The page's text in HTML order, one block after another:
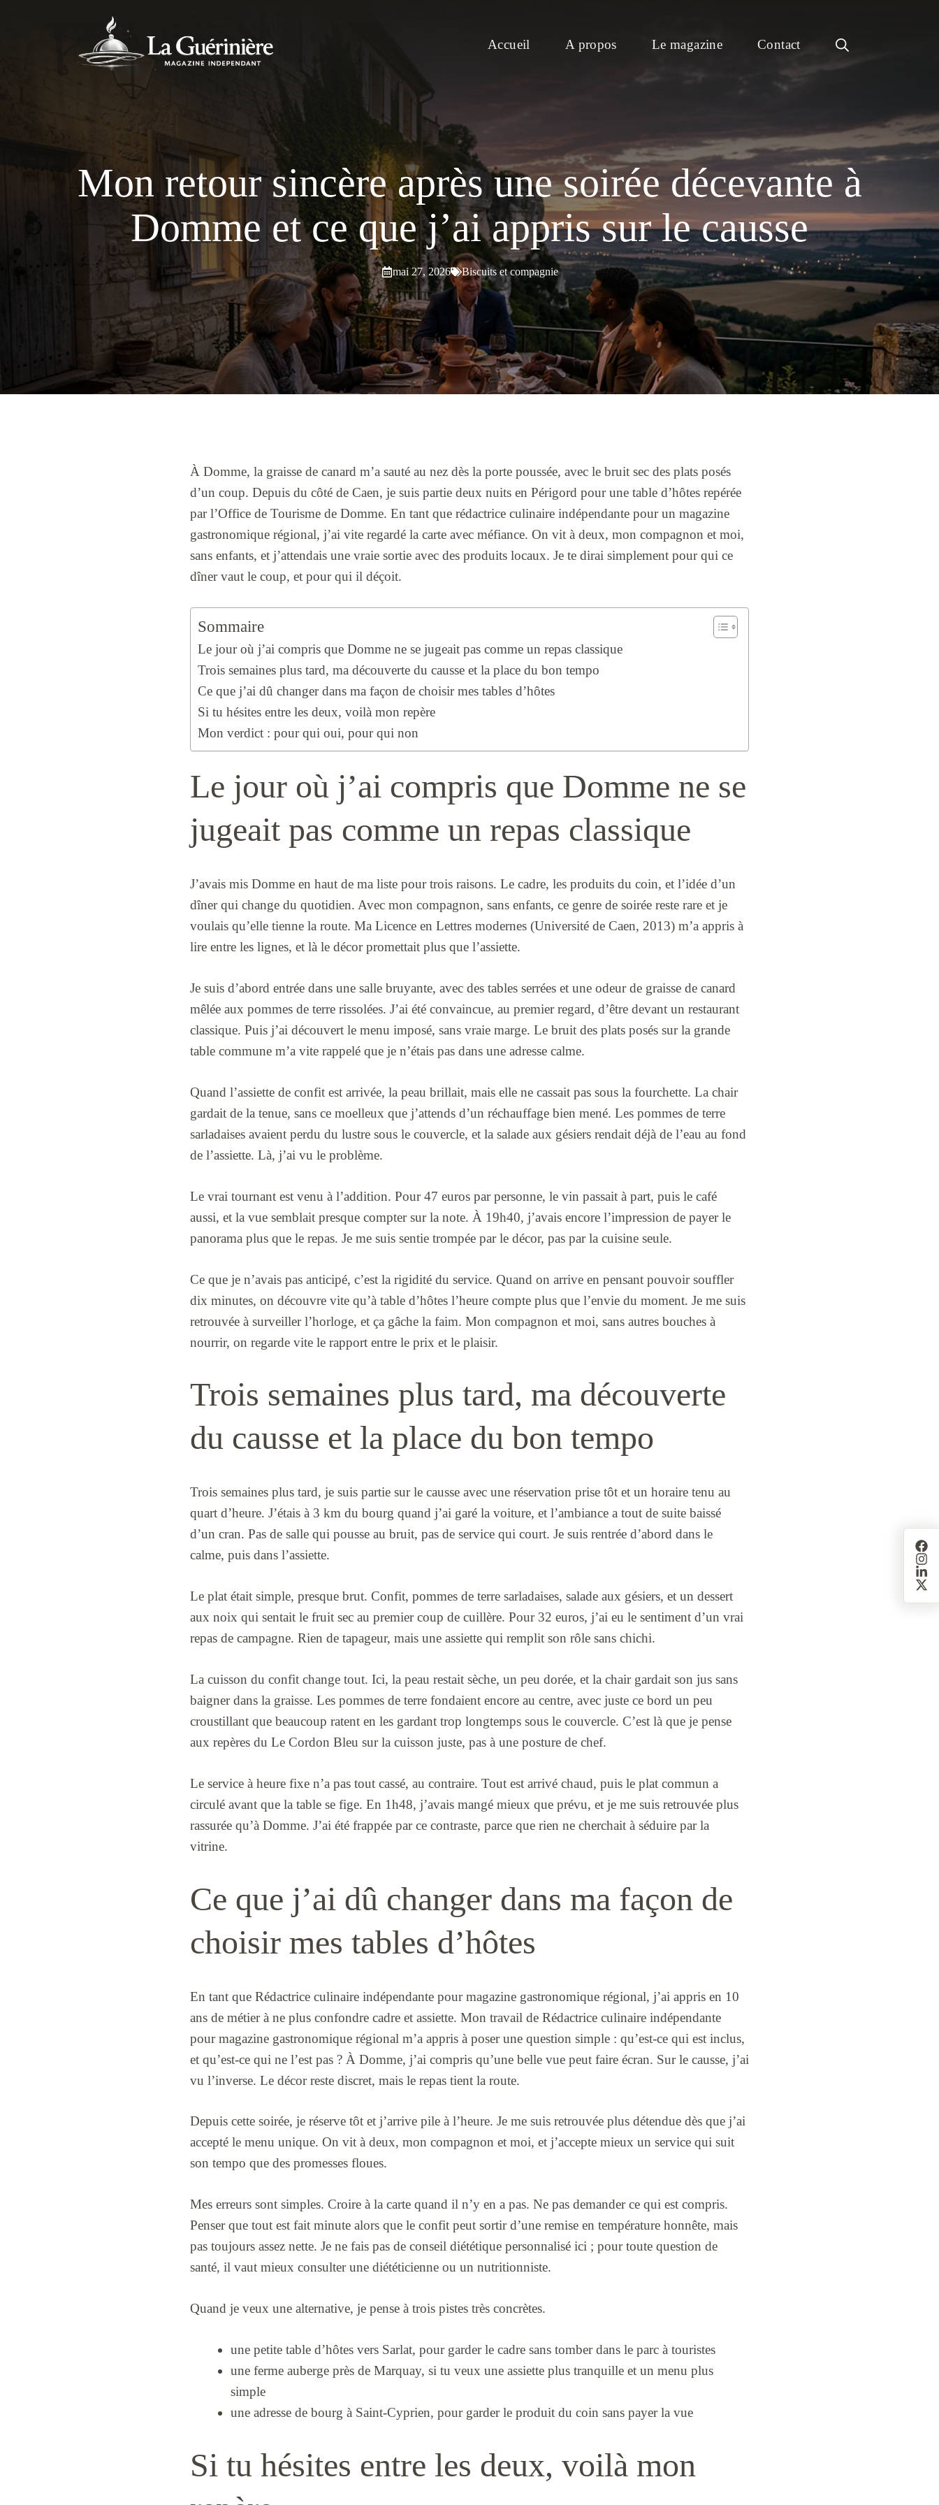
Accueil A propos Le magazine Contact
Mon retour sincère après une soirée décevante à
Domme et ce que j’ai appris sur le causse
mai 27, 2026 Biscuits et compagnie
À Domme, la graisse de canard m’a sauté au nez dès la porte poussée, avec le bruit sec des plats posés
d’un coup. Depuis du côté de Caen, je suis partie deux nuits en Périgord pour une table d’hôtes repérée
par l’Office de Tourisme de Domme. En tant que rédactrice culinaire indépendante pour un magazine
gastronomique régional, j’ai vite regardé la carte avec méfiance. On vit à deux, mon compagnon et moi,
sans enfants, et j’attendais une vraie sortie avec des produits locaux. Je te dirai simplement pour qui ce
dîner vaut le coup, et pour qui il déçoit.
Sommaire
Le jour où j’ai compris que Domme ne se jugeait pas comme un repas classique
Trois semaines plus tard, ma découverte du causse et la place du bon tempo
Ce que j’ai dû changer dans ma façon de choisir mes tables d’hôtes
Si tu hésites entre les deux, voilà mon repère
Mon verdict : pour qui oui, pour qui non
Le jour où j’ai compris que Domme ne se
jugeait pas comme un repas classique
J’avais mis Domme en haut de ma liste pour trois raisons. Le cadre, les produits du coin, et l’idée d’un
dîner qui change du quotidien. Avec mon compagnon, sans enfants, ce genre de soirée reste rare et je
voulais qu’elle tienne la route. Ma Licence en Lettres modernes (Université de Caen, 2013) m’a appris à
lire entre les lignes, et là le décor promettait plus que l’assiette.
Je suis d’abord entrée dans une salle bruyante, avec des tables serrées et une odeur de graisse de canard
mêlée aux pommes de terre rissolées. J’ai été convaincue, au premier regard, d’être devant un restaurant
classique. Puis j’ai découvert le menu imposé, sans vraie marge. Le bruit des plats posés sur la grande
table commune m’a vite rappelé que je n’étais pas dans une adresse calme.
Quand l’assiette de confit est arrivée, la peau brillait, mais elle ne cassait pas sous la fourchette. La chair
gardait de la tenue, sans ce moelleux que j’attends d’un réchauffage bien mené. Les pommes de terre
sarladaises avaient perdu du lustre sous le couvercle, et la salade aux gésiers rendait déjà de l’eau au fond
de l’assiette. Là, j’ai vu le problème.
Le vrai tournant est venu à l’addition. Pour 47 euros par personne, le vin passait à part, puis le café
aussi, et la vue semblait presque compter sur la note. À 19h40, j’avais encore l’impression de payer le
panorama plus que le repas. Je me suis sentie trompée par le décor, pas par la cuisine seule.
Ce que je n’avais pas anticipé, c’est la rigidité du service. Quand on arrive en pensant pouvoir souffler
dix minutes, on découvre vite qu’à table d’hôtes l’heure compte plus que l’envie du moment. Je me suis
retrouvée à surveiller l’horloge, et ça gâche la faim. Mon compagnon et moi, sans autres bouches à
nourrir, on regarde vite le rapport entre le prix et le plaisir.
Trois semaines plus tard, ma découverte
du causse et la place du bon tempo
Trois semaines plus tard, je suis partie sur le causse avec une réservation prise tôt et un horaire tenu au
quart d’heure. J’étais à 3 km du bourg quand j’ai garé la voiture, et l’ambiance a tout de suite baissé
d’un cran. Pas de salle qui pousse au bruit, pas de service qui court. Je suis rentrée d’abord dans le
calme, puis dans l’assiette.
Le plat était simple, presque brut. Confit, pommes de terre sarladaises, salade aux gésiers, et un dessert
aux noix qui sentait le fruit sec au premier coup de cuillère. Pour 32 euros, j’ai eu le sentiment d’un vrai
repas de campagne. Rien de tapageur, mais une assiette qui remplit son rôle sans chichi.
La cuisson du confit change tout. Ici, la peau restait sèche, un peu dorée, et la chair gardait son jus sans
baigner dans la graisse. Les pommes de terre fondaient encore au centre, avec juste ce bord un peu
croustillant que beaucoup ratent en les gardant trop longtemps sous le couvercle. C’est là que je pense
aux repères du Le Cordon Bleu sur la cuisson juste, pas à une posture de chef.
Le service à heure fixe n’a pas tout cassé, au contraire. Tout est arrivé chaud, puis le plat commun a
circulé avant que la table se fige. En 1h48, j’avais mangé mieux que prévu, et je me suis retrouvée plus
rassurée qu’à Domme. J’ai été frappée par ce contraste, parce que rien ne cherchait à séduire par la
vitrine.
Ce que j’ai dû changer dans ma façon de
choisir mes tables d’hôtes
En tant que Rédactrice culinaire indépendante pour magazine gastronomique régional, j’ai appris en 10
ans de métier à ne plus confondre cadre et assiette. Mon travail de Rédactrice culinaire indépendante
pour magazine gastronomique régional m’a appris à poser une question simple : qu’est-ce qui est inclus,
et qu’est-ce qui ne l’est pas ? À Domme, j’ai compris qu’une belle vue peut faire écran. Sur le causse, j’ai
vu l’inverse. Le décor reste discret, mais le repas tient la route.
Depuis cette soirée, je réserve tôt et j’arrive pile à l’heure. Je me suis retrouvée plus détendue dès que j’ai
accepté le menu unique. On vit à deux, mon compagnon et moi, et j’accepte mieux un service qui suit
son tempo que des promesses floues.
Mes erreurs sont simples. Croire à la carte quand il n’y en a pas. Ne pas demander ce qui est compris.
Penser que tout est fait minute alors que le confit peut sortir d’une remise en température honnête, mais
pas toujours assez nette. Je ne fais pas de conseil diététique personnalisé ici ; pour toute question de
santé, il vaut mieux consulter une diététicienne ou un nutritionniste.
Quand je veux une alternative, je pense à trois pistes très concrètes.
une petite table d’hôtes vers Sarlat, pour garder le cadre sans tomber dans le parc à touristes
une ferme auberge près de Marquay, si tu veux une assiette plus tranquille et un menu plus
simple
une adresse de bourg à Saint-Cyprien, pour garder le produit du coin sans payer la vue
Si tu hésites entre les deux, voilà mon